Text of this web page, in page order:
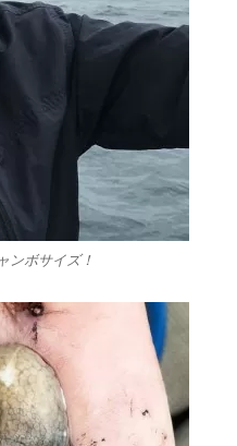
ンボサイズ！